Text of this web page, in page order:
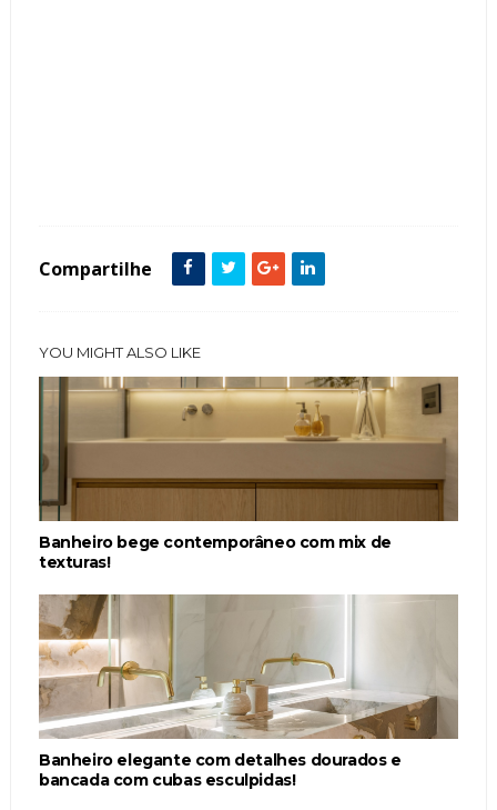
Compartilhe
YOU MIGHT ALSO LIKE
Banheiro bege contemporâneo com mix de
texturas!
Banheiro elegante com detalhes dourados e
bancada com cubas esculpidas!